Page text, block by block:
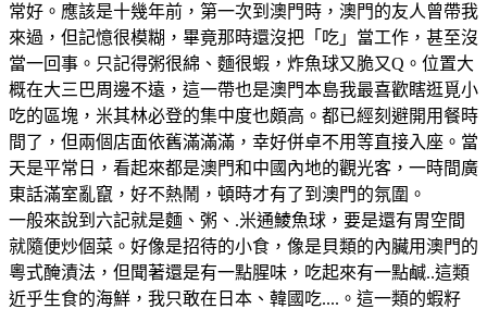
常好。應該是十幾年前，第一次到澳門時，澳門的友人曾帶我
來過，但記憶很模糊，畢竟那時還沒把「吃」當工作，甚至沒
當一回事。只記得粥很綿、麵很蝦，炸魚球又脆又Q。位置大
概在大三巴周邊不遠，這一帶也是澳門本島我最喜歡瞎逛覓小
吃的區塊，米其林必登的集中度也頗高。都已經刻避開用餐時
間了，但兩個店面依舊滿滿滿，幸好併卓不用等直接入座。當
天是平常日，看起來都是澳門和中國內地的觀光客，一時間廣
東話滿室亂竄，好不熱鬧，頓時才有了到澳門的氛圍。
一般來說到六記就是麵、粥、.米通鯪魚球，要是還有胃空間
就隨便炒個菜。好像是招待的小食，像是貝類的內臟用澳門的
粵式醃漬法，但聞著還是有一點腥味，吃起來有一點鹹..這類
近乎生食的海鮮，我只敢在日本、韓國吃....。這一類的蝦籽